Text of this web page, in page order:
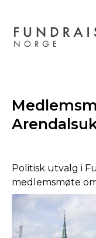
Politisk utvalg i
medlemsmøte